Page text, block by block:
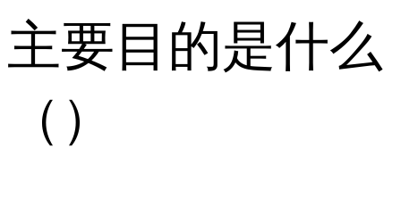
主要目的是什么
（）